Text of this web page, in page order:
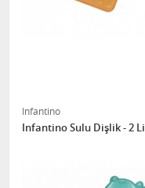
Infantino
Infantino Sulu Dişlik - 2 Li